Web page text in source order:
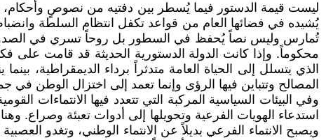
ليست قيمة الدستور فيما يُسطر بين دفتيه من نصوصٍ وأحكام،
يُشيده في فضائها العام من قواعد تكفل انتظام السلطة
تُمارس وليس نصاً يُحفظ في السطور بل روحاً تسري في الصدور
محكوماً. وإذا كانت الدولة الدستورية الحديثة قد قامت على
الذي يتسلل إلى الحياة العامة متدثراً برداء الديمقراطية،
المصالح وتتباين فيها الرؤى وإنما تعمد إلى اختزال الوطن
وفي البيئات السياسية المركبة التي تتعدد فيها الانتماءات
استدعاء الهويات الفرعية وتحويلها إلى أدوات تعبئة وصراع.
ويصبح الانتماء الفرعي بديلاً عن الانتماء الوطني، وتغدو